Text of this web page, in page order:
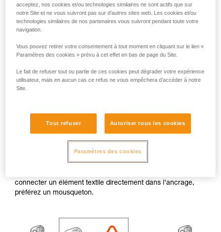
Lorsque le rebord d’une plaquette ou d’un piton présente
des bavures ou des arêtes vives, les trous de connexion
peuvent endommager les éléments textiles (comme une
connecter un élément textile directement dans l’ancrage,
préférez un mousqueton.
acceptez, nos cookies et/ou technologies similaires ne sont actifs que sur
notre Site et ne vous suivront pas sur d’autres sites web. Les cookies et/ou
technologies similaires de nos partenaires vous suivront pendant toute votre
navigation.
Vous pouvez retirer votre consentement à tout moment en cliquant sur le lien «
Paramètres des cookies » prévu à cet effet en bas de page du Site.
Le fait de refuser tout ou partie de ces cookies peut dégrader votre expérience
utilisateur, mais en aucun cas ce refus ne vous empêchera d’accéder à notre
Site.
Tout refuser Autoriser tous les cookies
Paramètres des cookies